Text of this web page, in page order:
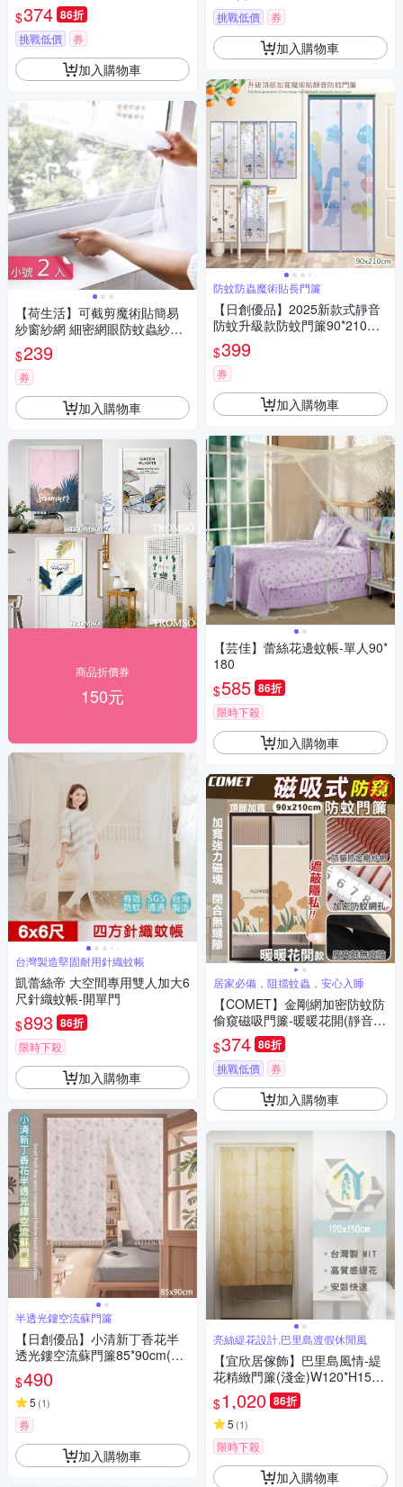
簾 免打孔門簾 防蚊門簾 磁釦門
簾 磁吸門簾/YJB011)
$374 86折
挑戰低價 券
加入購物車
【荷生活】可截剪魔術貼簡易
紗窗紗網 細密網眼防蚊蟲紗窗
貼-小號2入組
$239
券
加入購物車
商品折價券
150元
台灣製造堅固耐用針織蚊帳
凱蕾絲帝 大空間專用雙人加大6
尺針織蚊帳-開單門
$893 86折
限時下殺
加入購物車
半透光鏤空流蘇門簾
【日創優品】小清新丁香花半
透光鏤空流蘇門簾85*90cm(門
簾/風水簾/窗簾/隔簾/浴室門簾)
$490
5 (1)
券
加入購物車
挑戰低價 券
加入購物車
防蚊防蟲魔術貼長門簾
【日創優品】2025新款式靜音
防蚊升級款防蚊門簾90*210CM
(防蚊門簾/免釘/魔術貼/門簾/長
門簾)
$399
券
加入購物車
【芸佳】蕾絲花邊蚊帳-單人90*
180
$585 86折
限時下殺
加入購物車
居家必備，阻擋蚊蟲，安心入睡
【COMET】金剛網加密防蚊防
偷窺磁吸門簾-暖暖花開(靜音門
簾 免打孔門簾 防蚊門簾 磁釦門
簾 磁吸門簾/YJB012)
$374 86折
挑戰低價 券
加入購物車
亮絲緹花設計,巴里島渡假休閒風
【宜欣居傢飾】巴里島風情-緹
花精緻門簾(淺金)W120*H150c
m/風水簾/台灣製MIT
$1,020 86折
5 (1)
限時下殺
加入購物車